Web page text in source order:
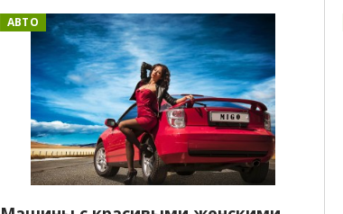
АВТО